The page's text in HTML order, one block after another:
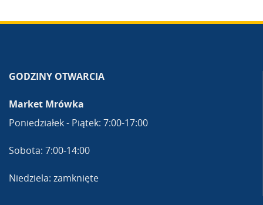
GODZINY OTWARCIA
Market Mrówka
Poniedziałek - Piątek: 7:00-17:00
Sobota: 7:00-14:00
Niedziela: zamknięte